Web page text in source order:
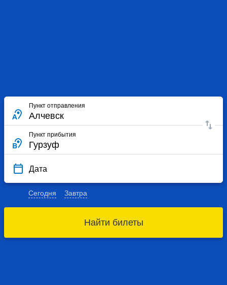
Пункт отправления
Пункт прибытия
Дата
Сегодня Завтра
Найти билеты